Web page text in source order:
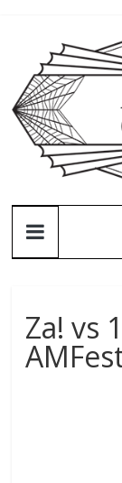
content
Ateneo
Oculto
Za! vs